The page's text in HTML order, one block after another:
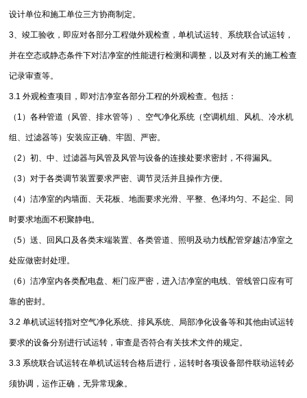
设计单位和施工单位三方协商制定。
3、竣工验收，即应对各部分工程做外观检查，单机试运转、系统联合试运转，
并在空态或静态条件下对洁净室的性能进行检测和调整，以及对有关的施工检查
记录审查等。
3.1 外观检查项目，即对洁净室各部分工程的外观检查。包括：
（1）各种管道（风管、排水管等）、空气净化系统（空调机组、风机、冷水机
组、过滤器等）安装应正确、牢固、严密。
（2）初、中、过滤器与风管及风管与设备的连接处要求密封，不得漏风。
（3）对于各类调节装置要求严密、调节灵活并且操作方便。
（4）洁净室的内墙面、天花板、地面要求光滑、平整、色泽均匀、不起尘、同
时要求地面不积聚静电。
（5）送、回风口及各类末端装置、各类管道、照明及动力线配管穿越洁净室之
处应做密封处理。
（6）洁净室内各类配电盘、柜门应严密，进入洁净室的电线、管线管口应有可
靠的密封。
3.2 单机试运转指对空气净化系统、排风系统、局部净化设备等和其他由试运转
要求的设备分别进行试运转，审查是否符合有关技术文件的规定。
3.3 系统联合试运转在单机试运转合格后进行，运转时各项设备部件联动运转必
须协调，运作正确，无异常现象。